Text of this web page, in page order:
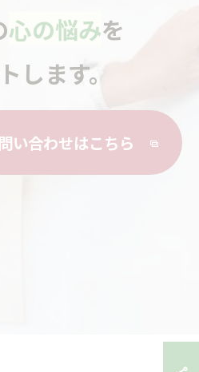
心の悩みを
します。
い合わせはこちら